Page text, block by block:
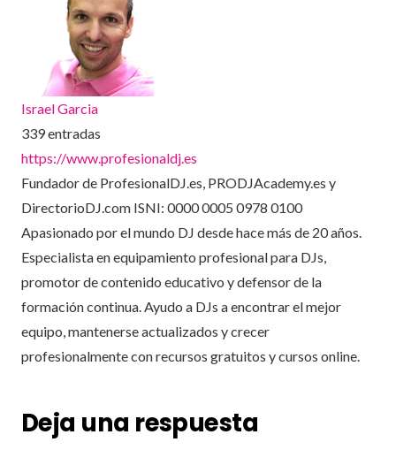
Israel Garcia
339 entradas
https://www.profesionaldj.es
Fundador de ProfesionalDJ.es, PRODJAcademy.es y
DirectorioDJ.com ISNI: 0000 0005 0978 0100
Apasionado por el mundo DJ desde hace más de 20 años.
Especialista en equipamiento profesional para DJs,
promotor de contenido educativo y defensor de la
formación continua. Ayudo a DJs a encontrar el mejor
equipo, mantenerse actualizados y crecer
profesionalmente con recursos gratuitos y cursos online.
Deja una respuesta